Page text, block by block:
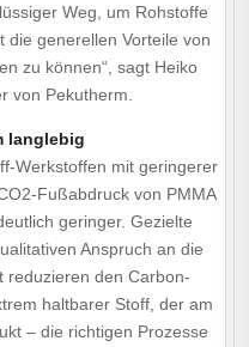
Weg, um Rohstoffe
die generellen Vorteile von
zu können“, sagt Heiko
von Pekutherm.
langlebig
Werkstoffen mit geringerer
Fußabdruck von PMMA
geringer. Gezielte
Anspruch an die
reduzieren den Carbon-
haltbarer Stoff, der am
– die richtigen Prozesse